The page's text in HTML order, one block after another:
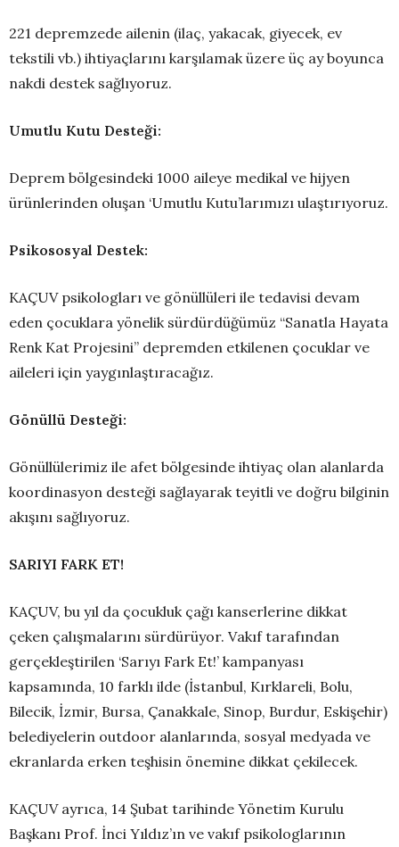
221 depremzede ailenin (ilaç, yakacak, giyecek, ev
tekstili vb.) ihtiyaçlarını karşılamak üzere üç ay boyunca
nakdi destek sağlıyoruz.
Umutlu Kutu Desteği:
Deprem bölgesindeki 1000 aileye medikal ve hijyen
ürünlerinden oluşan ‘Umutlu Kutu’larımızı ulaştırıyoruz.
Psikososyal Destek:
KAÇUV psikologları ve gönüllüleri ile tedavisi devam
eden çocuklara yönelik sürdürdüğümüz “Sanatla Hayata
Renk Kat Projesini” depremden etkilenen çocuklar ve
aileleri için yaygınlaştıracağız.
Gönüllü Desteği:
Gönüllülerimiz ile afet bölgesinde ihtiyaç olan alanlarda
koordinasyon desteği sağlayarak teyitli ve doğru bilginin
akışını sağlıyoruz.
SARIYI FARK ET!
KAÇUV, bu yıl da çocukluk çağı kanserlerine dikkat
çeken çalışmalarını sürdürüyor. Vakıf tarafından
gerçekleştirilen ‘Sarıyı Fark Et!’ kampanyası
kapsamında, 10 farklı ilde (İstanbul, Kırklareli, Bolu,
Bilecik, İzmir, Bursa, Çanakkale, Sinop, Burdur, Eskişehir)
belediyelerin outdoor alanlarında, sosyal medyada ve
ekranlarda erken teşhisin önemine dikkat çekilecek.
KAÇUV ayrıca, 14 Şubat tarihinde Yönetim Kurulu
Başkanı Prof. İnci Yıldız’ın ve vakıf psikologlarının